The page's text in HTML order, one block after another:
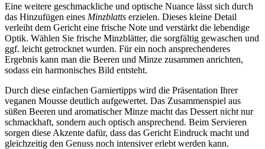
Eine weitere geschmackliche und optische Nuance lässt sich durch
das Hinzufügen eines Minzblatts erzielen. Dieses kleine Detail
verleiht dem Gericht eine frische Note und verstärkt die lebendige
Optik. Wählen Sie frische Minzblätter, die sorgfältig gewaschen und
ggf. leicht getrocknet wurden. Für ein noch ansprechenderes
Ergebnis kann man die Beeren und Minze zusammen anrichten,
sodass ein harmonisches Bild entsteht.
Durch diese einfachen Garniertipps wird die Präsentation Ihrer
veganen Mousse deutlich aufgewertet. Das Zusammenspiel aus
süßen Beeren und aromatischer Minze macht das Dessert nicht nur
schmackhaft, sondern auch optisch ansprechend. Beim Servieren
sorgen diese Akzente dafür, dass das Gericht Eindruck macht und
gleichzeitig den Genuss noch intensiver erlebt werden kann.